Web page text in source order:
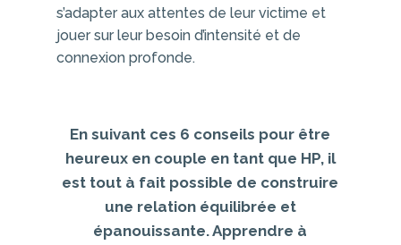
s’adapter aux attentes de leur victime et
jouer sur leur besoin d’intensité et de
connexion profonde.
En suivant ces 6 conseils pour être
heureux en couple en tant que HP, il
est tout à fait possible de construire
une relation équilibrée et
épanouissante. Apprendre à